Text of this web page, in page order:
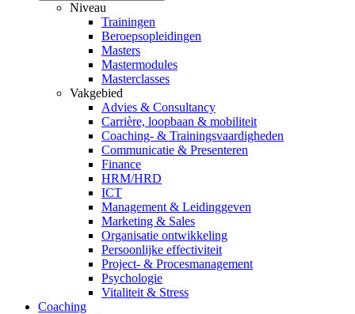
Niveau
Trainingen
Beroepsopleidingen
Masters
Mastermodules
Masterclasses
Vakgebied
Advies & Consultancy
Carrière, loopbaan & mobiliteit
Coaching- & Trainingsvaardigheden
Communicatie & Presenteren
Finance
HRM/HRD
ICT
Management & Leidinggeven
Marketing & Sales
Organisatie ontwikkeling
Persoonlijke effectiviteit
Project- & Procesmanagement
Psychologie
Vitaliteit & Stress
Coaching